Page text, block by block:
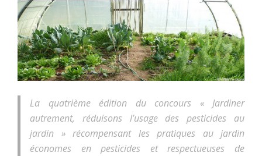
La quatrième édition du concours « Jardiner
autrement, réduisons l’usage des pesticides au
jardin » récompensant les pratiques au jardin
économes en pesticides et respectueuses de